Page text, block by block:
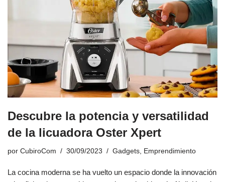
Descubre la potencia y versatilidad
de la licuadora Oster Xpert
por CubiroCom 30/09/2023 Gadgets, Emprendimiento
La cocina moderna se ha vuelto un espacio donde la innovación